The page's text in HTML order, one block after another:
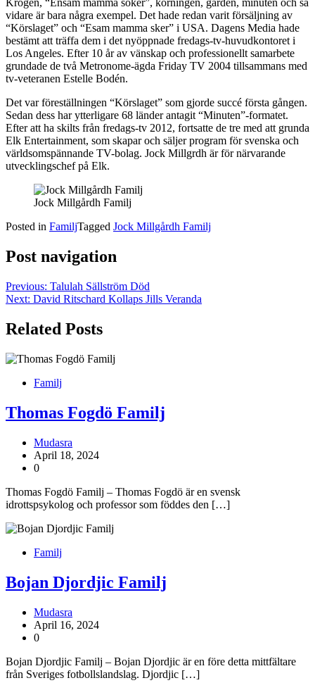
Krogen, “Ensam mamma söker”, körningen, gården, minuten och så
vidare är bara några exempel. Det hade redan varit försäljning av
“Körslaget” och “Esam mamma sker” i USA. Dagens Media hade
bestämt att träffa dem i det nyöppnade fredags-tv-huvudkontoret i
Los Angeles. Efter 10 år av vänskap och professionellt samarbete
grundade de två Metronome-ägda Friday TV 2004 tillsammans med
tv-veteranen Estelle Bodén.
Det var föreställningen “Körslaget” som gjorde succé första gången.
Sedan dess har ytterligare 68 länder antagit “Minuten”-formatet.
Efter att ha skilts från fredags-tv 2012, fortsatte de tre med att grunda
Elk Entertainment, som skapar och säljer program för svenska och
världsomspännande TV-bolag. Jock Millgrdh är för närvarande
utvecklingschef på Elk.
Jock Millgårdh Familj
Posted in FamiljTagged Jock Millgårdh Familj
Post navigation
Previous: Talulah Sällström Död
Next: David Ritschard Kollaps Jills Veranda
Related Posts
Familj
Thomas Fogdö Familj
Mudasra
April 18, 2024
0
Thomas Fogdö Familj – Thomas Fogdö är en svensk
idrottspsykolog och professor som föddes den […]
Familj
Bojan Djordjic Familj
Mudasra
April 16, 2024
0
Bojan Djordjic Familj – Bojan Djordjic är en före detta mittfältare
från Sveriges fotbollslandslag. Djordjic […]